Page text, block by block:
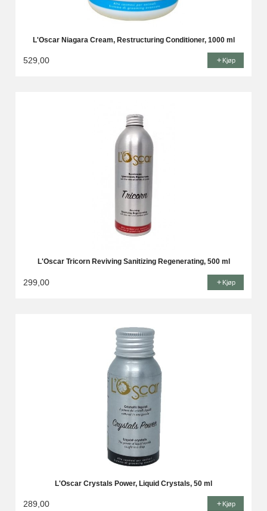
L'Oscar Niagara Cream, Restructuring Conditioner, 1000 ml
529,00 Kjøp
L'Oscar Tricorn Reviving Sanitizing Regenerating, 500 ml
299,00 Kjøp
L'Oscar Crystals Power, Liquid Crystals, 50 ml
289,00 Kjøp